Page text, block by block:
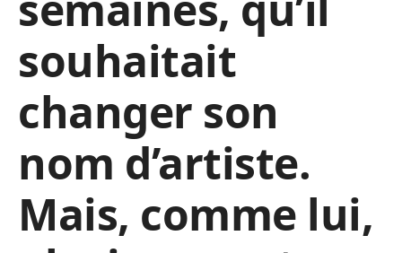
souhaitait
changer son
nom d’artiste.
Mais, comme lui,